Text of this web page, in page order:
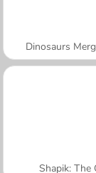
Dinosaurs
Shapik: The